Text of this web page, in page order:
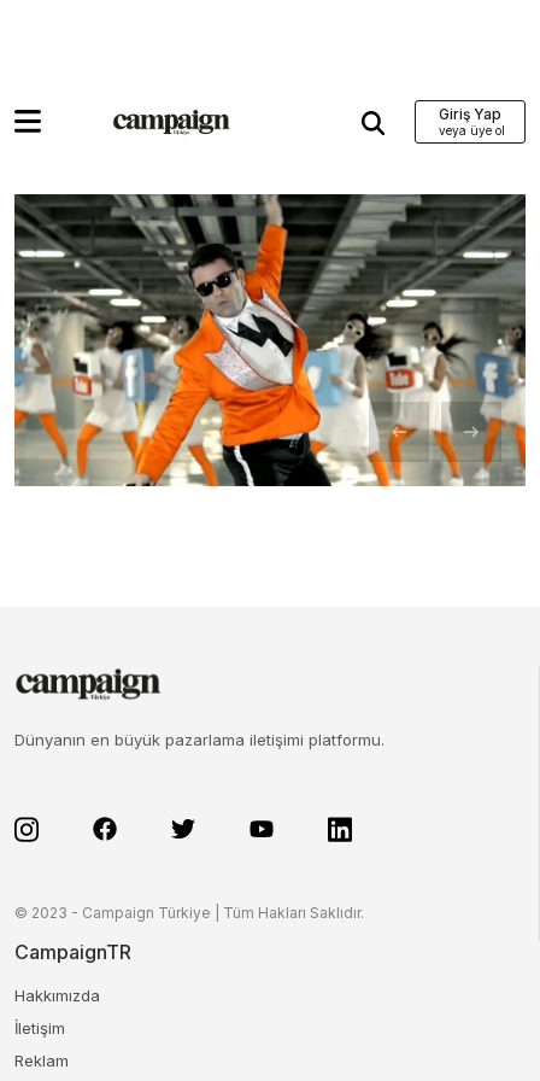
Giriş Yap
Dünyanın en büyük pazarlama iletişimi platformu.
© 2023 - Campaign Türkiye | Tüm Hakları Saklıdır.
CampaignTR
Hakkımızda
İletişim
Reklam